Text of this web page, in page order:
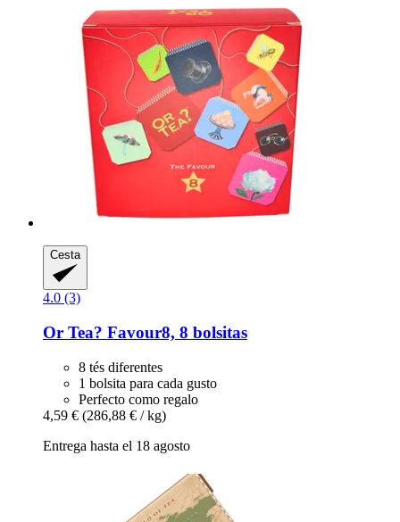
Cesta
4.0 (3)
Or Tea? Favour8, 8 bolsitas
8 tés diferentes
1 bolsita para cada gusto
Perfecto como regalo
4,59 € (286,88 € / kg)
Entrega hasta el 18 agosto